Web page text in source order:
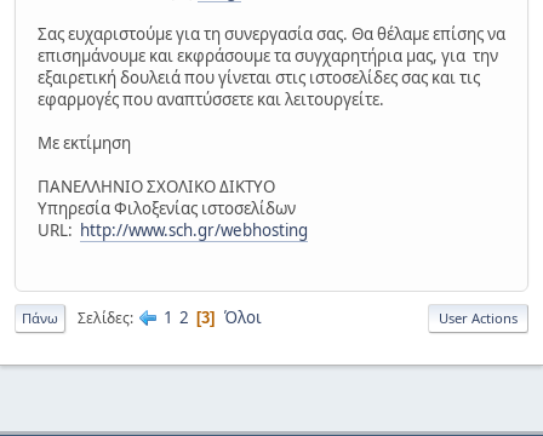
Σας ευχαριστούμε για τη συνεργασία σας. Θα θέλαμε επίσης να
επισημάνουμε και εκφράσουμε τα συγχαρητήρια μας, για την
εξαιρετική δουλειά που γίνεται στις ιστοσελίδες σας και τις
εφαρμογές που αναπτύσσετε και λειτουργείτε.
Mε εκτίμηση
ΠΑΝΕΛΛΗΝΙΟ ΣΧΟΛΙΚΟ ΔΙΚΤΥΟ
Υπηρεσία Φιλοξενίας ιστοσελίδων
URL: http://www.sch.gr/webhosting
Πάνω Σελίδες 1 2 3 Όλοι User Actions